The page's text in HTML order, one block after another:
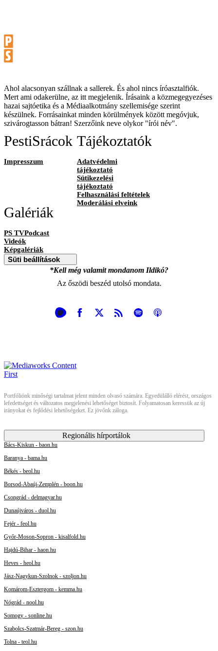
Ahol alacsonyan szállnak a sallerek. És ahol nincs íróasztalfiók.
Mert ami odakerülne, az itt megjelenik. Írásaink a közmegegyezéses
hazai sajtóetika és a Médiaalkotmány szellemisége szerint
készülnek. Forrásainkat minden körülmények között megóvjuk,
szivárogtasson bátran! Szerzőink neve olykor "írói név".
PestiSrácok
Impresszum
Tájékoztatók
Adatvédelmi
tájékoztató
Sütikezelési
tájékoztató
Felhasználási feltételek
Moderálási elveink
Galériák
PS TVPodcast
Videók
Képgalériák
Süti beállítások
*Kell még valamit mondanom Ildikó?
Az őszödi beszéd utolsó mondata.
Portfóliónk minőségi tartalmat jelent minden olvasó számára. Egyedülálló elérést, országos
lefedettséget és változatos megjelenési lehetőséget biztosít. Folyamatosan keressük az új
irányokat és fejlődési lehetőségeket. Ez jövőnk záloga.
Regionális hírportálok
Bács-Kiskun - baon.hu
Baranya - bama.hu
Békés - beol.hu
Borsod-Abaúj-Zemplén - boon.hu
Csongrád - delmagyar.hu
Dunaújváros - duol.hu
Fejér - feol.hu
Győr-Moson-Sopron - kisalfold.hu
Hajdú-Bihar - haon.hu
Heves - heol.hu
Jász-Nagykun-Szolnok - szoljon.hu
Komárom-Esztergom - kemma.hu
Nógrád - nool.hu
Somogy - sonline.hu
Szabolcs-Szatmár-Bereg - szon.hu
Tolna - teol.hu